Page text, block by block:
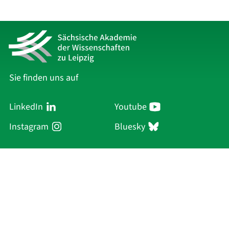
Sie finden uns auf
LinkedIn
Youtube
Instagram
Bluesky